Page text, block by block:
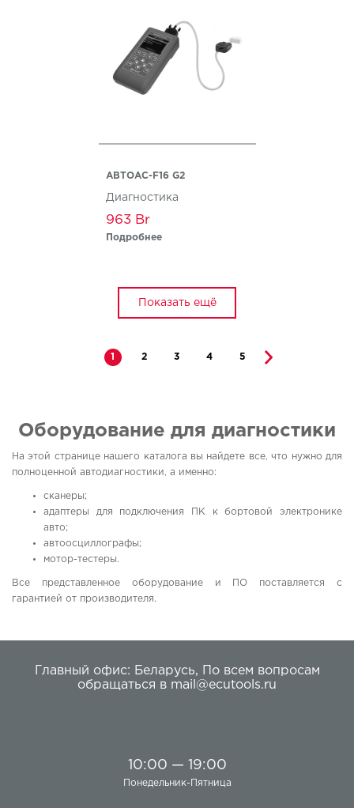
АВТОАС-F16 G2
Диагностика
963
Подробнее
Показать ещё
1 2 3 4 5
Оборудование для диагностики
На этой странице нашего каталога вы найдете все, что нужно для
полноценной автодиагностики, а именно:
сканеры;
адаптеры для подключения ПК к бортовой электронике
авто;
автоосциллографы;
мотор-тестеры.
Все представленное оборудование и ПО поставляется с
гарантией от производителя.
Главный офис: Беларусь,
По всем вопросам
обращаться в mail@ecutools.ru
10:00 — 19:00
Понедельник-Пятница